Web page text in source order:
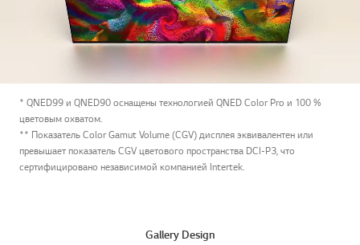
* QNED99 и QNED90 оснащены технологией QNED Color Pro и 100 %
цветовым охватом.
** Показатель Color Gamut Volume (CGV) дисплея эквивалентен или
превышает показатель CGV цветового пространства DCI-P3, что
сертифицировано независимой компанией Intertek.
Gallery Design